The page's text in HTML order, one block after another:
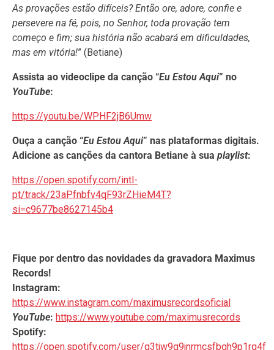
As provações estão difíceis? Então ore, adore, confie e
persevere na fé, pois, no Senhor, toda provação tem
começo e fim; sua história não acabará em dificuldades,
mas em vitória!” (Betiane)
Assista ao videoclipe da canção “Eu Estou Aqui” no
YouTube:
https://youtu.be/WPHF2jB6Umw
Ouça a canção “Eu Estou Aqui” nas plataformas digitais.
Adicione as canções da cantora Betiane à sua playlist:
https://open.spotify.com/intl-
pt/track/23aPfnbfv4qF93rZHieM4T?
si=c9677be8627145b4
Fique por dentro das novidades da gravadora Maximus
Records!
Instagram:
https://www.instagram.com/maximusrecordsoficial
YouTube: https://www.youtube.com/maximusrecords
Spotify:
https://open.spotify.com/user/g3tjw9q9jnrmcsfbqh9p1rq4f